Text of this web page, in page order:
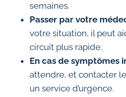
semaines.
Passer par votre
votre situation, il peut
circuit plus rapide.
En cas de symptômes
attendre, et contacter
un service d’urgence.